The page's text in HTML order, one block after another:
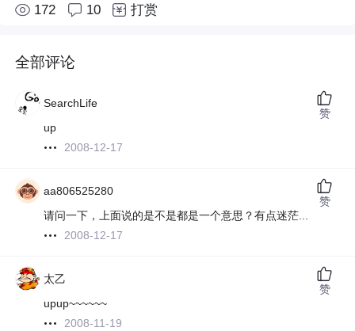
172 10 打赏
全部评论
SearchLife
up
2008-12-17
赞
aa806525280
请问一下，上面说的是不是都是一个意思？有点迷茫...
2008-12-17
赞
太乙
upup~~~~~~
2008-11-19
赞